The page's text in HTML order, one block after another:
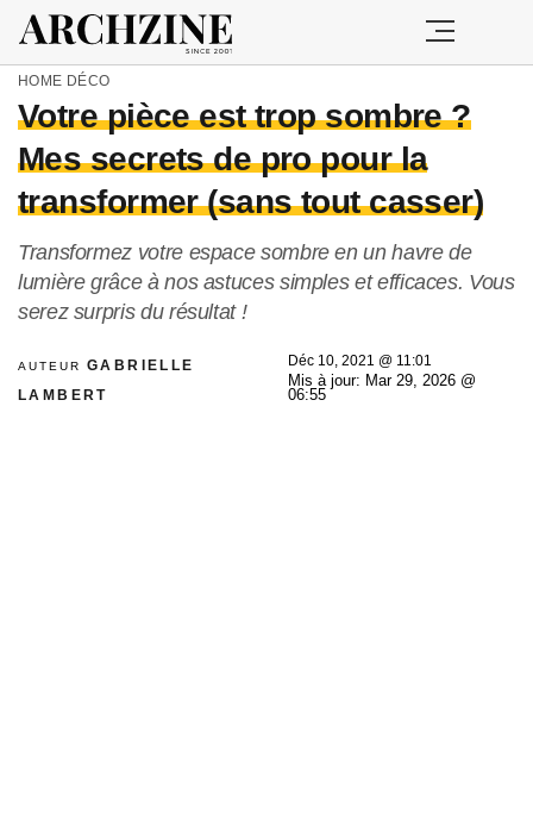
HOME DÉCO
Votre pièce est trop sombre ?
Mes secrets de pro pour la
transformer (sans tout casser)
Transformez votre espace sombre en un havre de
lumière grâce à nos astuces simples et efficaces. Vous
serez surpris du résultat !
AUTEUR GABRIELLE
LAMBERT
Déc 10, 2021 @ 11:01
Mis à jour: Mar 29, 2026 @
06:55